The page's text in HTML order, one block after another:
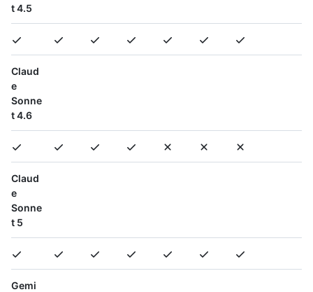
t 4.5
Claud
e
Sonne
t 4.6
Claud
e
Sonne
t 5
Gemi